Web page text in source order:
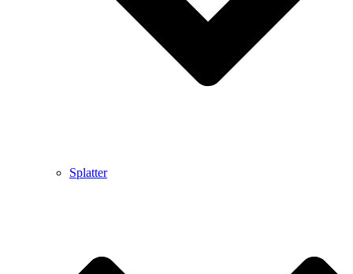
Splatter